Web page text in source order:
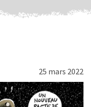
25 mars 2022